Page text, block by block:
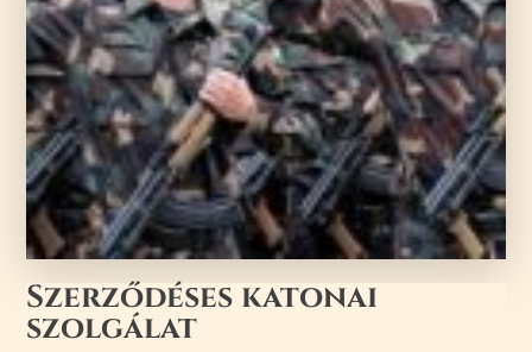
Szerződéses katonai
szolgálat